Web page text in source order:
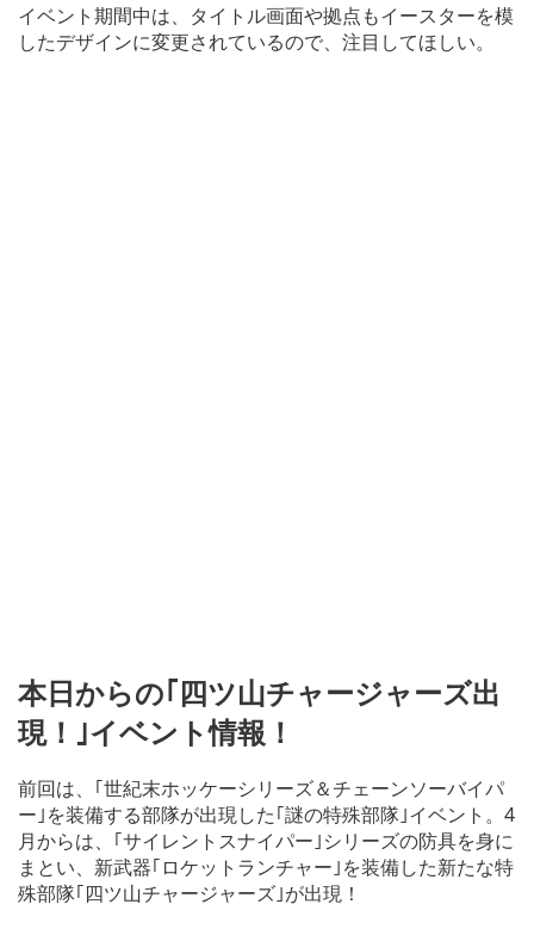
イベント期間中は、タイトル画面や拠点もイースターを模
したデザインに変更されているので、注目してほしい。
本日からの｢四ツ山チャージャーズ出
現！｣イベント情報！
前回は、｢世紀末ホッケーシリーズ＆チェーンソーバイパ
ー｣を装備する部隊が出現した｢謎の特殊部隊｣イベント。4
月からは、｢サイレントスナイパー｣シリーズの防具を身に
まとい、新武器｢ロケットランチャー｣を装備した新たな特
殊部隊｢四ツ山チャージャーズ｣が出現！